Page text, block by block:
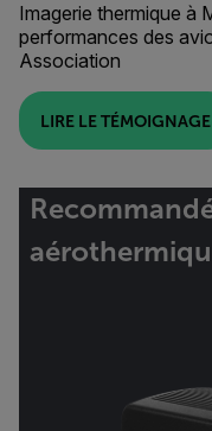
Imagerie thermique à
performances des
Association
LIRE LE TÉMOIGNAGE